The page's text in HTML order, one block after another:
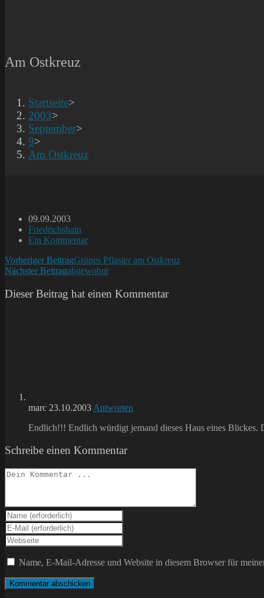
Am Ostkreuz
Startseite>
2003>
September>
9>
Am Ostkreuz
Beitrag
veröffentlicht:
09.09.2003
Beitrags-
Kategorie:
Friedrichshain
Beitrags-
Ein Kommentar
Weitere
Artikel
ansehen
Vorheriger BeitragGrünes Pflaster am Ostkreuz
Nächster Beitragabgewohnt
Dieser Beitrag hat einen Kommentar
marc 23.10.2003 Antworten
Endlich!!! Endlich würdigt jemand dieses Haus eines Blickes.
Schreibe einen Kommentar
Kommentieren
Gib
deinen
Namen
oder
Benutzernamen
zum
Kommentieren
ein
Gib
deine
E-
Mail-
Adresse
zum
Kommentieren
Gib
deine
Website-
ein
(optional)
Name, E-Mail-Adresse und Website in diesem Browser für